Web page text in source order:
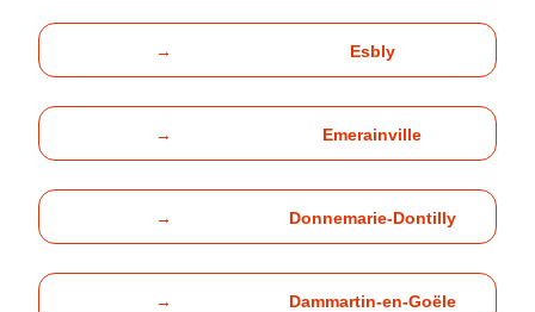
→ Esbly
→ Emerainville
→ Donnemarie-Dontilly
→ Dammartin-en-Goële